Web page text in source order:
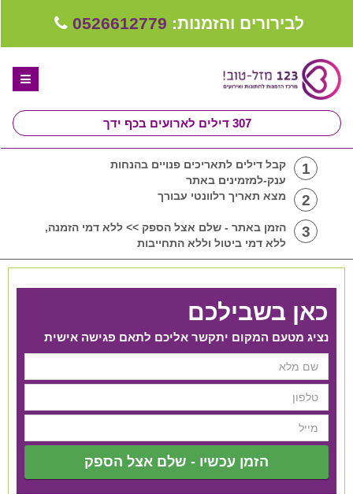
לבירורים והזמנות: 0526612779
307 דילים לארועים בכף ידך
ספקים לחתונה מומלצים
קבלו ייעוץ בחינם
קבוצת וואטסאפ-ספקים עונים LIVE
שירות אישי בקליק
1
קבל דילים לתאריכים פנויים בהנחות
ענק-למזמינים באתר
2 מצא תאריך רלוונטי עבורך
3
הזמן באתר - שלם אצל הספק >> ללא דמי הזמנה,
ללא דמי ביטול וללא התחייבות
כאן בשבילכם
נציג מטעם המקום יתקשר אליכם לתאם פגישה אישית
הזמן עכשיו - שלם אצל הספק